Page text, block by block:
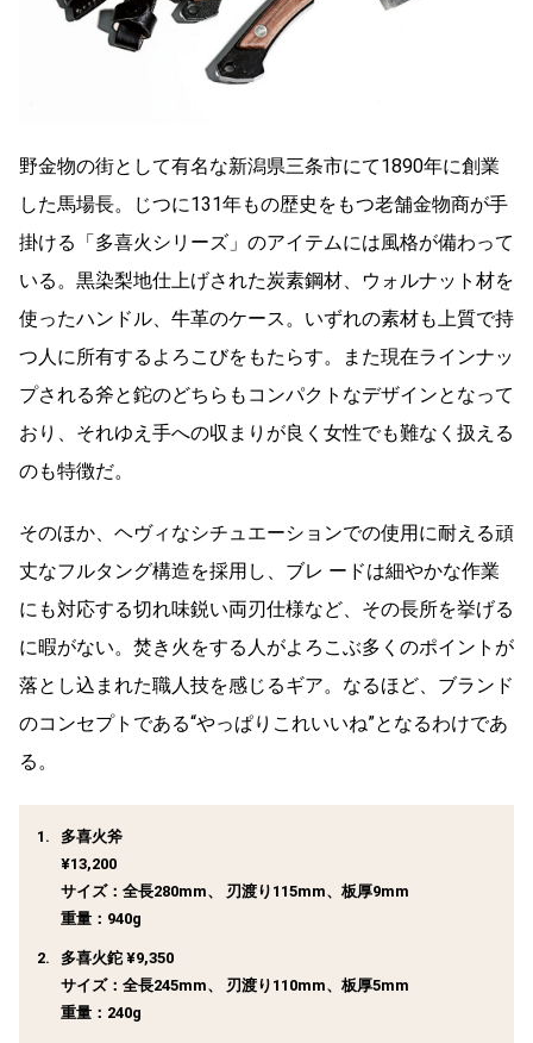
野金物の街として有名な新潟県三条市にて1890年に創業
した馬場長。じつに131年もの歴史をもつ老舗金物商が手
掛ける「多喜火シリーズ」のアイテムには風格が備わって
いる。黒染梨地仕上げされた炭素鋼材、ウォルナット材を
使ったハンドル、牛革のケース。いずれの素材も上質で持
つ人に所有するよろこびをもたらす。また現在ラインナッ
プされる斧と鉈のどちらもコンパクトなデザインとなって
おり、それゆえ手への収まりが良く女性でも難なく扱える
のも特徴だ。
そのほか、ヘヴィなシチュエーションでの使用に耐える頑
丈なフルタング構造を採用し、ブレ ードは細やかな作業
にも対応する切れ味鋭い両刃仕様など、その長所を挙げる
に暇がない。焚き火をする人がよろこぶ多くのポイントが
落とし込まれた職人技を感じるギア。なるほど、ブランド
のコンセプトである“やっぱりこれいいね”となるわけであ
る。
多喜火斧
¥13,200
サイズ：全長280mm、 刃渡り115mm、板厚9mm
重量：940g
多喜火鉈 ¥9,350
サイズ：全長245mm、 刃渡り110mm、板厚5mm
重量：240g